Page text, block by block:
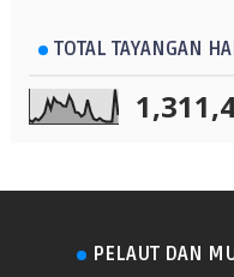
TOTAL TAYANGAN
PELAUT DAN